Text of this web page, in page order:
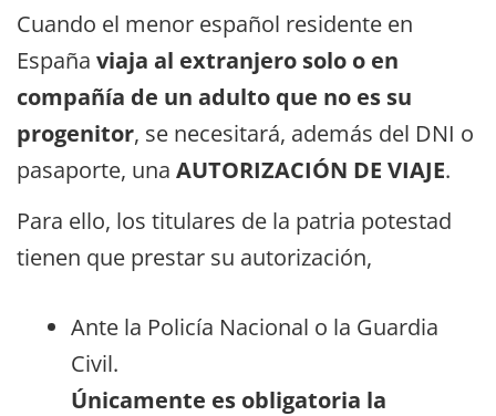
Cuando el menor español residente en
España viaja al extranjero solo o en
compañía de un adulto que no es su
progenitor, se necesitará, además del DNI o
pasaporte, una AUTORIZACIÓN DE VIAJE.
Para ello, los titulares de la patria potestad
tienen que prestar su autorización,
Ante la Policía Nacional o la Guardia
Civil.
Únicamente es obligatoria la